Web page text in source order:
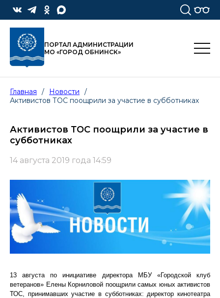
ПОРТАЛ АДМИНИСТРАЦИИ
МО «ГОРОД ОБНИНСК»
Главная / Новости
/
Активистов ТОС поощрили за участие в субботниках
Активистов ТОС поощрили за участие в
субботниках
14 августа 2019 года 14:59
13 августа по инициативе директора МБУ «Городской клуб
ветеранов» Елены Корниловой поощрили самых юных активистов
ТОС, принимавших участие в субботниках: директоркинотеатра